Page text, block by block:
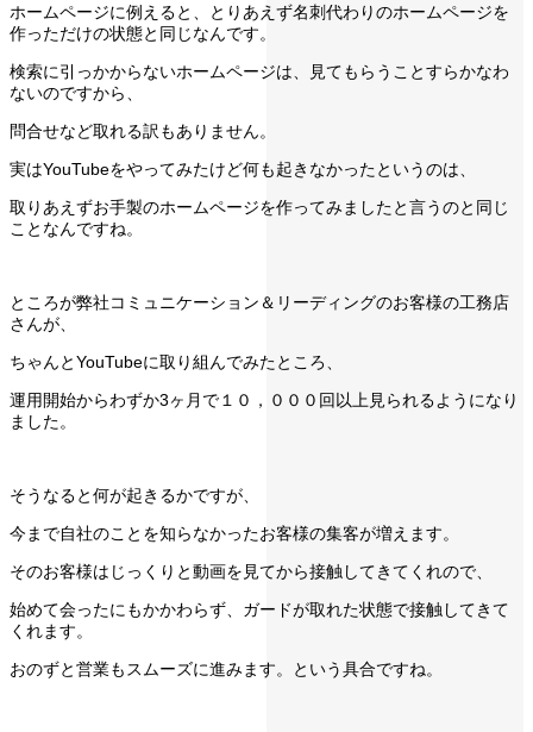
ホームページに例えると、とりあえず名刺代わりのホームページを
作っただけの状態と同じなんです。
検索に引っかからないホームページは、見てもらうことすらかなわ
ないのですから、
問合せなど取れる訳もありません。
実はYouTubeをやってみたけど何も起きなかったというのは、
取りあえずお手製のホームページを作ってみましたと言うのと同じ
ことなんですね。
ところが弊社コミュニケーション＆リーディングのお客様の工務店
さんが、
ちゃんとYouTubeに取り組んでみたところ、
運用開始からわずか3ヶ月で１０，０００回以上見られるようになり
ました。
そうなると何が起きるかですが、
今まで自社のことを知らなかったお客様の集客が増えます。
そのお客様はじっくりと動画を見てから接触してきてくれので、
始めて会ったにもかかわらず、ガードが取れた状態で接触してきて
くれます。
おのずと営業もスムーズに進みます。という具合ですね。